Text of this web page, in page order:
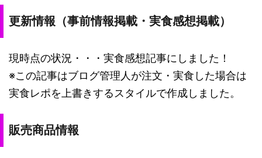
更新情報（事前情報掲載・実食感想掲載）
現時点の状況・・・実食感想記事にしました！
※この記事はブログ管理人が注文・実食した場合は
実食レポを上書きするスタイルで作成しました。
販売商品情報